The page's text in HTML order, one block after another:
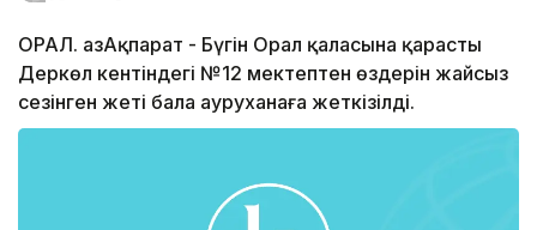
ОРАЛ. ҚазАқпарат - Бүгін Орал қаласына қарасты
Деркөл кентіндегі №12 мектептен өздерін жайсыз
сезінген жеті бала ауруханаға жеткізілді.